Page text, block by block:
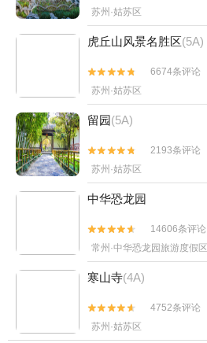
苏州·姑苏区
虎丘山风景名胜区(5A)


6674条评论
苏州·姑苏区
留园(5A)


2193条评论
苏州·姑苏区
中华恐龙园


14606条评论
常州·中华恐龙园旅游度假区
寒山寺(4A)


4752条评论
苏州·姑苏区